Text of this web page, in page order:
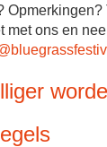
Opmerkingen?
met ons en